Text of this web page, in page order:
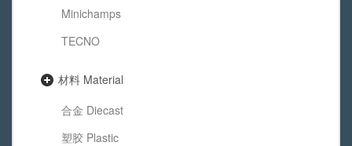
Minichamps
TECNO
材料 Material
合金 Diecast
塑胶 Plastic